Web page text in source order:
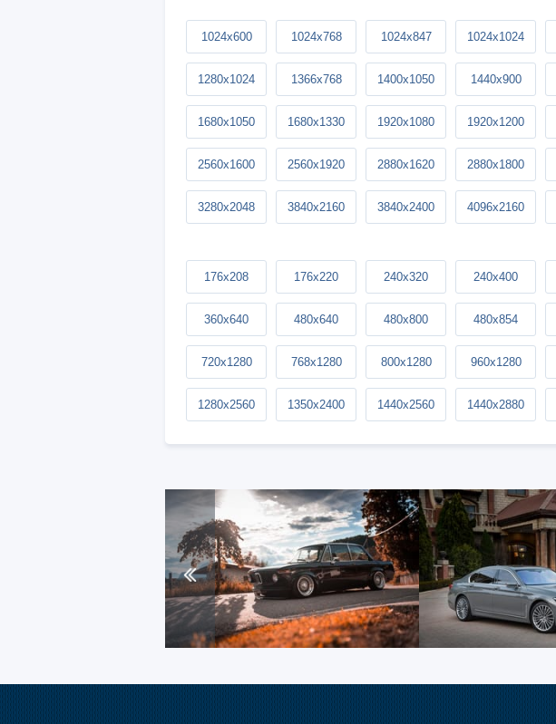
1024x600 1024x768 1024x847 1024x1024
1280x1024 1366x768 1400x1050 1440x900
1680x1050 1680x1330 1920x1080 1920x1200
2560x1600 2560x1920 2880x1620 2880x1800
3280x2048 3840x2160 3840x2400 4096x2160
176x208 176x220 240x320 240x400
360x640 480x640 480x800 480x854
720x1280 768x1280 800x1280 960x1280
1280x2560 1350x2400 1440x2560 1440x2880